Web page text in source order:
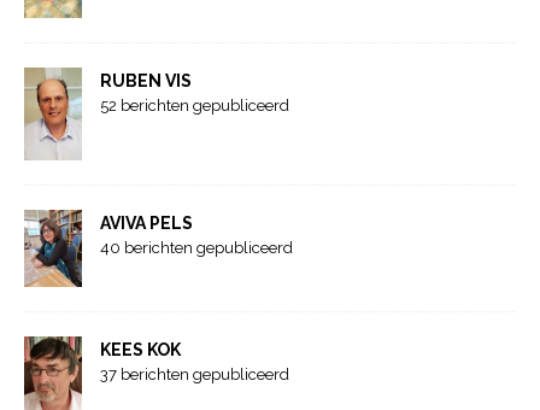
RUBEN VIS
52 berichten gepubliceerd
AVIVA PELS
40 berichten gepubliceerd
KEES KOK
37 berichten gepubliceerd